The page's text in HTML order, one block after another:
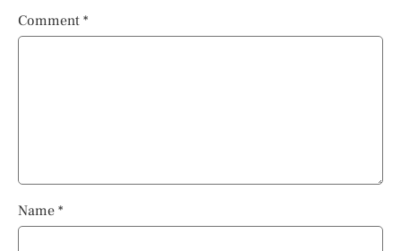
Comment *
Name *